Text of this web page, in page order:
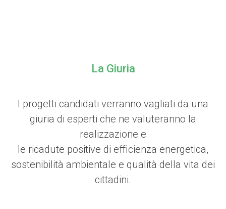
La Giuria
I progetti candidati verranno vagliati da una
giuria di esperti che ne valuteranno la
realizzazione e
le ricadute positive di efficienza energetica,
sostenibilità ambientale e qualità della vita dei
cittadini.